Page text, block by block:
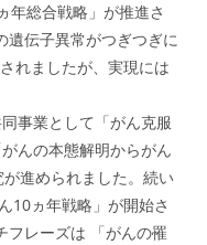
年総合戦略」が推進さ
遺伝子異常がつぎつぎに
れましたが、実現には
事業として「がん克服
んの本態解明からがん
進められました。続い
10ヵ年戦略」が開始さ
フレーズは 「がんの罹